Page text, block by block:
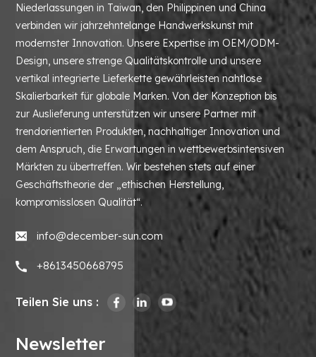
Niederlassungen in Taiwan, den Philippinen und China
verbinden wir jahrzehntelange Handwerkskunst mit
modernster Innovation. Unsere Expertise im OEM/ODM-
Design, unsere strenge Qualitätskontrolle und unsere
vertikal integrierte Lieferkette gewährleisten nahtlose
Skalierbarkeit für globale Marken. Von der Konzeption bis
zur Auslieferung unterstützen wir unsere Partner mit
trendorientierten Produkten, nachhaltiger Innovation und
dem Anspruch, die Erwartungen in wettbewerbsintensiven
Märkten zu übertreffen. Wir bestehen stets auf einer
Geschäftstheorie der „ethischen Herstellung,
kompromisslosen Qualität“.
info@december-sun.com
+8613450668795
Teilen Sie uns :
Newsletter